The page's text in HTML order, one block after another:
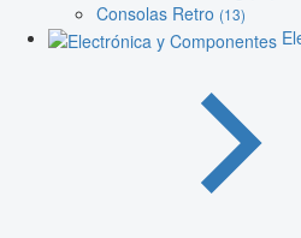
Consolas Retro (13)